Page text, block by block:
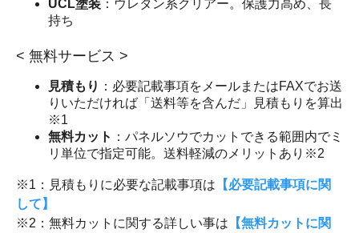
UCL塗装 ：ウレタン系クリアー。保護力高め、長
持ち
< 無料サービス >
見積もり ：必要記載事項をメールまたはFAXでお送
りいただければ「送料等を含んだ」見積もりを算出
※1
無料カット ：パネルソウでカットできる範囲内でミ
リ単位で指定可能。送料軽減のメリットあり※2
※1：見積もりに必要な記載事項は 【必要記載事項に関
して】
※2：無料カットに関する詳しい事は 【無料カットに関